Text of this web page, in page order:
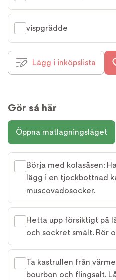
vispgrädde
Lägg i inköpslista
Gör så här
Öppna matlagningsläget
Börja med kolasåsen:
lägg i en tjockbottnad
muscovadosocker.
Hetta upp försiktigt på
och sockret smält. Rör
Ta kastrullen från
bourbon och flingsalt.